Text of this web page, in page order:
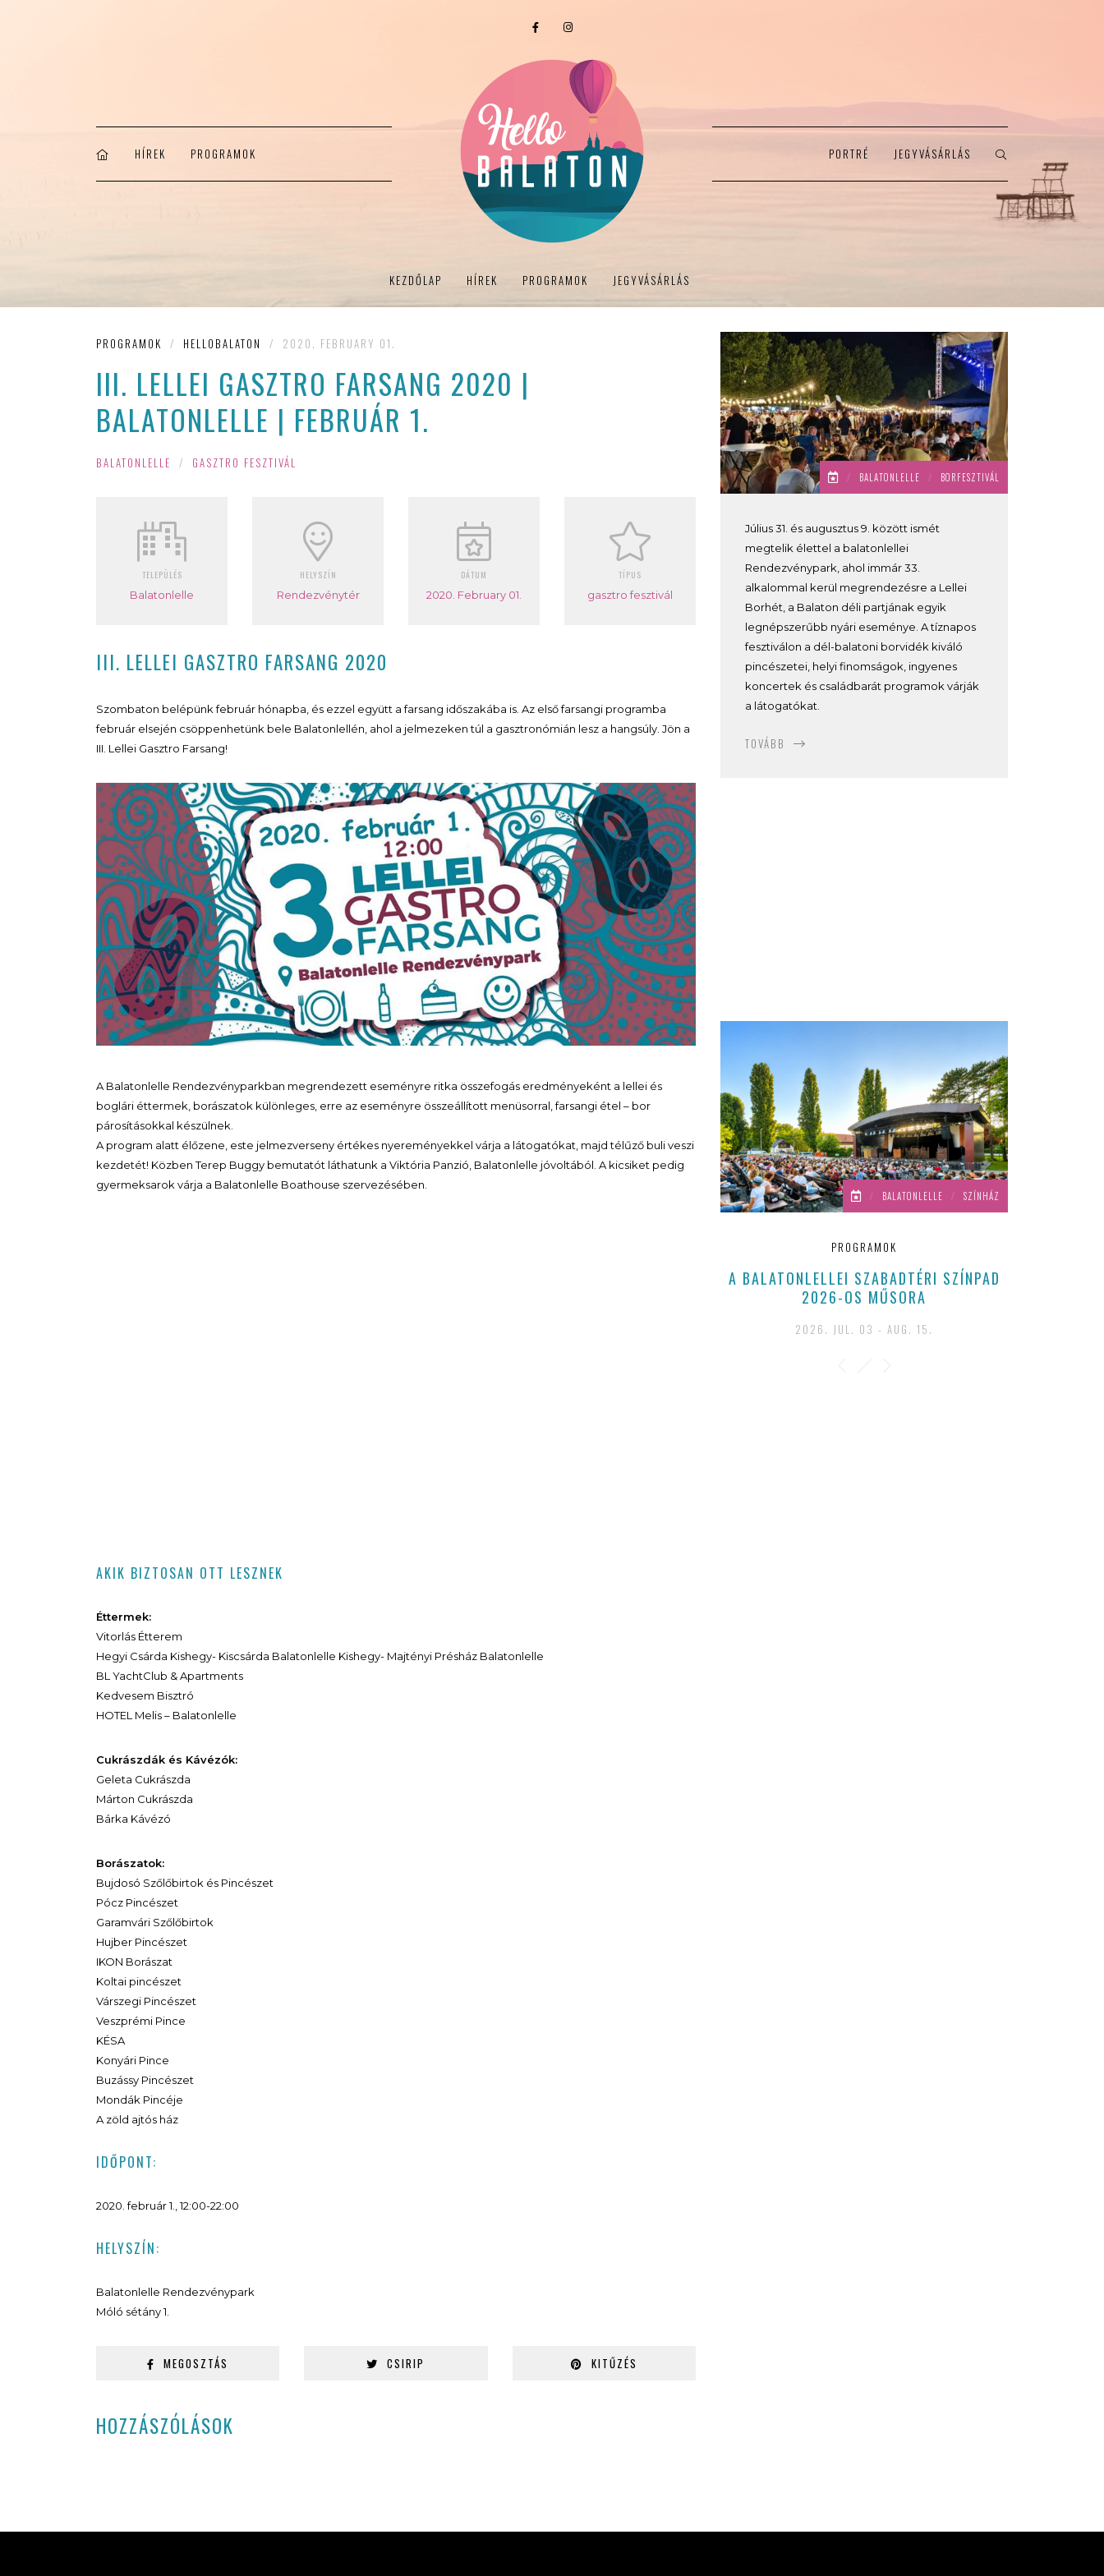
HÍREK PROGRAMOK PORTRÉ JEGYVÁSÁRLÁS
KEZDŐLAP HÍREK PROGRAMOK JEGYVÁSÁRLÁS
PROGRAMOK / HELLOBALATON / 2020. FEBRUARY 01.
III. LELLEI GASZTRO FARSANG 2020 |
BALATONLELLE | FEBRUÁR 1.
BALATONLELLE / GASZTRO FESZTIVÁL
TELEPÜLÉS
Balatonlelle
HELYSZÍN
Rendezvénytér
DÁTUM
2020. February 01.
TÍPUS
gasztro fesztivál
III. LELLEI GASZTRO FARSANG 2020
Szombaton belépünk február hónapba, és ezzel együtt a farsang időszakába is. Az első farsangi programba
február elsején csöppenhetünk bele Balatonlellén, ahol a jelmezeken túl a gasztronómián lesz a hangsúly. Jön a
III. Lellei Gasztro Farsang!
A Balatonlelle Rendezvényparkban megrendezett eseményre ritka összefogás eredményeként a lellei és
boglári éttermek, borászatok különleges, erre az eseményre összeállított menüsorral, farsangi étel – bor
párosításokkal készülnek.
A program alatt élőzene, este jelmezverseny értékes nyereményekkel várja a látogatókat, majd télűző buli veszi
kezdetét! Közben Terep Buggy bemutatót láthatunk a Viktória Panzió, Balatonlelle jóvoltából. A kicsiket pedig
gyermeksarok várja a Balatonlelle Boathouse szervezésében.
AKIK BIZTOSAN OTT LESZNEK
Éttermek:
Vitorlás Étterem
Hegyi Csárda Kishegy- Kiscsárda Balatonlelle Kishegy- Majtényi Présház Balatonlelle
BL YachtClub & Apartments
Kedvesem Bisztró
HOTEL Melis – Balatonlelle
Cukrászdák és Kávézók:
Geleta Cukrászda
Márton Cukrászda
Bárka Kávézó
Borászatok:
Bujdosó Szőlőbirtok és Pincészet
Pócz Pincészet
Garamvári Szőlőbirtok
Hujber Pincészet
IKON Borászat
Koltai pincészet
Várszegi Pincészet
Veszprémi Pince
KÉSA
Konyári Pince
Buzássy Pincészet
Mondák Pincéje
A zöld ajtós ház
IDŐPONT:
2020. február 1., 12:00-22:00
HELYSZÍN:
Balatonlelle Rendezvénypark
Móló sétány 1.
MEGOSZTÁS CSIRIP KITŰZÉS
HOZZÁSZÓLÁSOK
/ BALATONLELLE / BORFESZTIVÁL
Július 31. és augusztus 9. között ismét
megtelik élettel a balatonlellei
Rendezvénypark, ahol immár 33.
alkalommal kerül megrendezésre a Lellei
Borhét, a Balaton déli partjának egyik
legnépszerűbb nyári eseménye. A tíznapos
fesztiválon a dél-balatoni borvidék kiváló
pincészetei, helyi finomságok, ingyenes
koncertek és családbarát programok várják
a látogatókat.
TOVÁBB
/ BALATONLELLE / SZÍNHÁZ
PROGRAMOK
A BALATONLELLEI SZABADTÉRI SZÍNPAD
2026-OS MŰSORA
2026. JUL. 03 - AUG. 15.